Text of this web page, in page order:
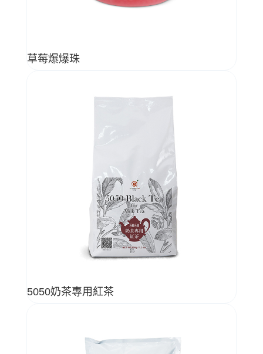
草莓爆爆珠
5050奶茶專用紅茶